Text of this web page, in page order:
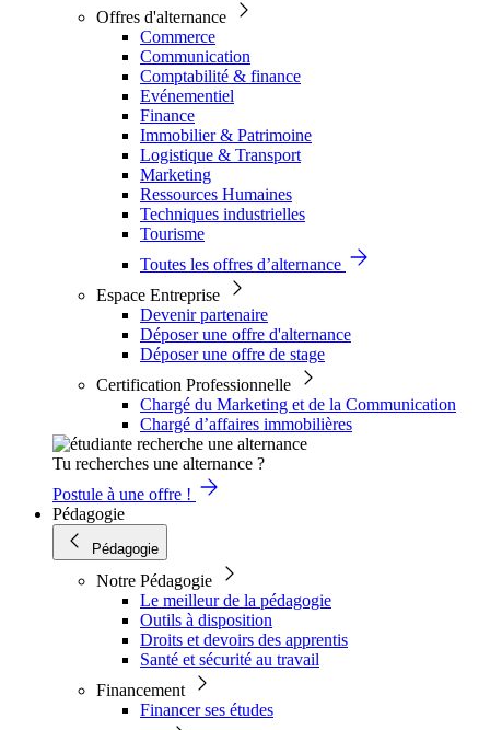
Offres d'alternance
Commerce
Communication
Comptabilité & finance
Evénementiel
Finance
Immobilier & Patrimoine
Logistique & Transport
Marketing
Ressources Humaines
Techniques industrielles
Tourisme
Toutes les offres d’alternance
Espace Entreprise
Devenir partenaire
Déposer une offre d'alternance
Déposer une offre de stage
Certification Professionnelle
Chargé du Marketing et de la Communication
Chargé d’affaires immobilières
Tu recherches une alternance ?
Postule à une offre !
Pédagogie
Pédagogie
Notre Pédagogie
Le meilleur de la pédagogie
Outils à disposition
Droits et devoirs des apprentis
Santé et sécurité au travail
Financement
Financer ses études